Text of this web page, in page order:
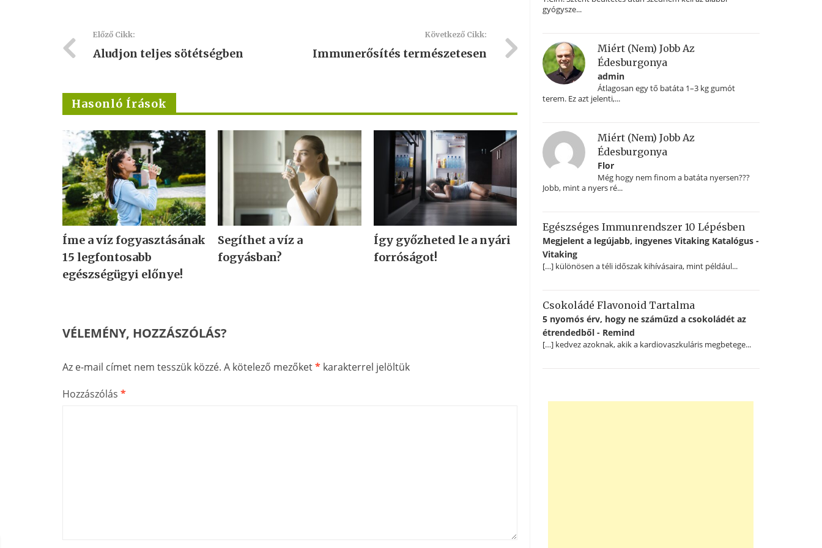
Előző Cikk:
Aludjon teljes sötétségben
Következő Cikk:
Immunerősítés természetesen
Hasonló Írások
Íme a víz fogyasztásának
15 legfontosabb
egészségügyi előnye!
Segíthet a víz a
fogyásban?
Így győzheted le a nyári
forróságot!
VÉLEMÉNY, HOZZÁSZÓLÁS?
Az e-mail címet nem tesszük közzé. A kötelező mezőket* karakterrel jelöltük
Hozzászólás *
gyógysze...
Miért (nem) Jobb Az
Édesburgonya
admin
Átlagosan egy tő batáta 1–3 kg gumót
terem. Ez azt jelenti,...
Miért (nem) Jobb Az
Édesburgonya
Flor
Még hogy nem finom a batáta nyersen???
Jobb, mint a nyers ré...
Egészséges Immunrendszer 10 Lépésben
Megjelent a legújabb, ingyenes Vitaking Katalógus -
Vitaking
[…] különösen a téli időszak kihívásaira, mint például...
Csokoládé Flavonoid Tartalma
5 nyomós érv, hogy ne száműzd a csokoládét az
étrendedből - Remind
[…] kedvez azoknak, akik a kardiovaszkuláris megbetege...